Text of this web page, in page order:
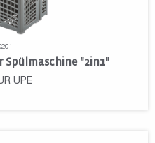
Spülmaschine "2in1"
UPE